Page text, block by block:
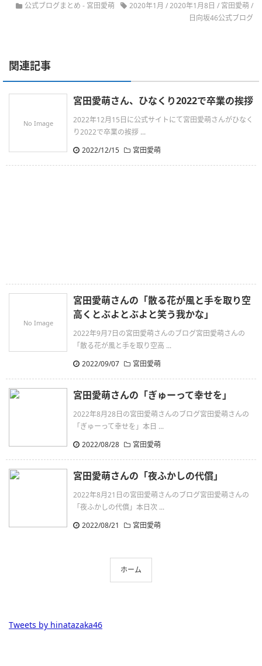
公式ブログまとめ - 宮田愛萌 2020年1月 /2020年1月8日 / 宮田愛萌 /
日向坂46公式ブログ
関連記事
No Image
宮田愛萌さん、ひなくり2022で卒業の挨拶
2022年12月15日に公式サイトにて宮田愛萌さんがひなく
り2022で卒業の挨拶 ...
2022/12/15
宮田愛萌
No Image
宮田愛萌さんの「散る花が風と手を取り空
高くとぶよとぶよと笑う我かな」
2022年9月7日の宮田愛萌さんのブログ宮田愛萌さんの
「散る花が風と手を取り空高 ...
2022/09/07
宮田愛萌
宮田愛萌さんの「ぎゅーって幸せを」
2022年8月28日の宮田愛萌さんのブログ宮田愛萌さんの
「ぎゅーって幸せを」本日 ...
2022/08/28
宮田愛萌
宮田愛萌さんの「夜ふかしの代償」
2022年8月21日の宮田愛萌さんのブログ宮田愛萌さんの
「夜ふかしの代償」本日次 ...
2022/08/21
宮田愛萌
ホーム
Tweets by hinatazaka46